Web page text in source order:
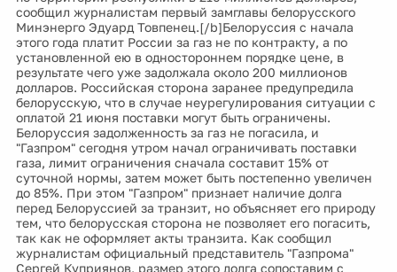
сообщил журналистам первый замглавы белорусского
Минэнерго Эдуард Товпенец.[/b]Белоруссия с начала
этого года платит России за газ не по контракту, а по
установленной ею в одностороннем порядке цене, в
результате чего уже задолжала около 200 миллионов
долларов. Российская сторона заранее предупредила
белорусскую, что в случае неурегулирования ситуации с
оплатой 21 июня поставки могут быть ограничены.
Белоруссия задолженность за газ не погасила, и
"Газпром" сегодня утром начал ограничивать поставки
газа, лимит ограничения сначала составит 15% от
суточной нормы, затем может быть постепенно увеличен
до 85%. При этом "Газпром" признает наличие долга
перед Белоруссией за транзит, но объясняет его природу
тем, что белорусская сторона не позволяет его погасить,
так как не оформляет акты транзита. Как сообщил
журналистам официальный представитель "Газпрома"
Сергей Куприянов, размер этого долга сопоставим с